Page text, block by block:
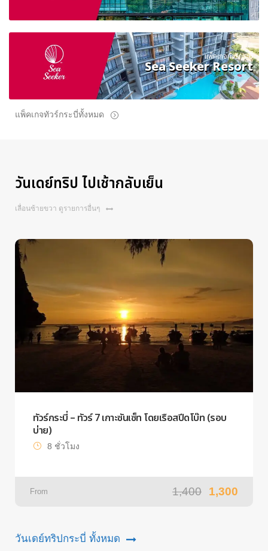
แพ็คเกจทัวร์กระบี่
Sea Seeker Resort
แพ็คเกจทัวร์กระบี่ทั้งหมด
วันเดย์ทริป ไปเช้ากลับเย็น
เลื่อนซ้ายขวา ดูรายการอื่นๆ
ทัวร์กระบี่ – ทัวร์ 7 เกาะซันเซ็ท โดยเรือสปีดโบ๊ท (รอบ
บ่าย)
8 ชั่วโมง
From 1,400 1,300
วันเดย์ทริปกระบี่ ทั้งหมด